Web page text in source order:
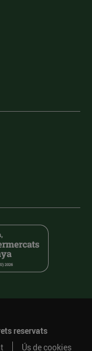
reservats
Ús de cookies